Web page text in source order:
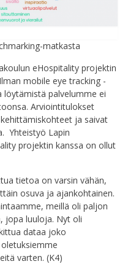
matkasta
eHospitality projektin
mobile eye tracking -
palvelumme ei
Arviointitulokset
ja saivat
Yhteistyö Lapin
projektin kanssa on ollut
tietoa on varsin vähän,
osuva ja ajankohtainen.
meillä oli paljon
jopa luuloja. Nyt oli
dataa joko
varten. (K4)